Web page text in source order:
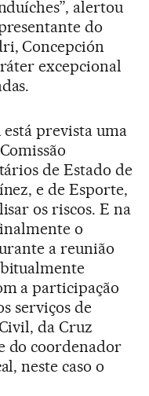
alertou
do
Concepción
excepcional
prevista uma
de Estado de
e de Esporte,
os riscos. E na
o
a reunião
a participação
serviços de
da Cruz
do coordenador
neste caso o